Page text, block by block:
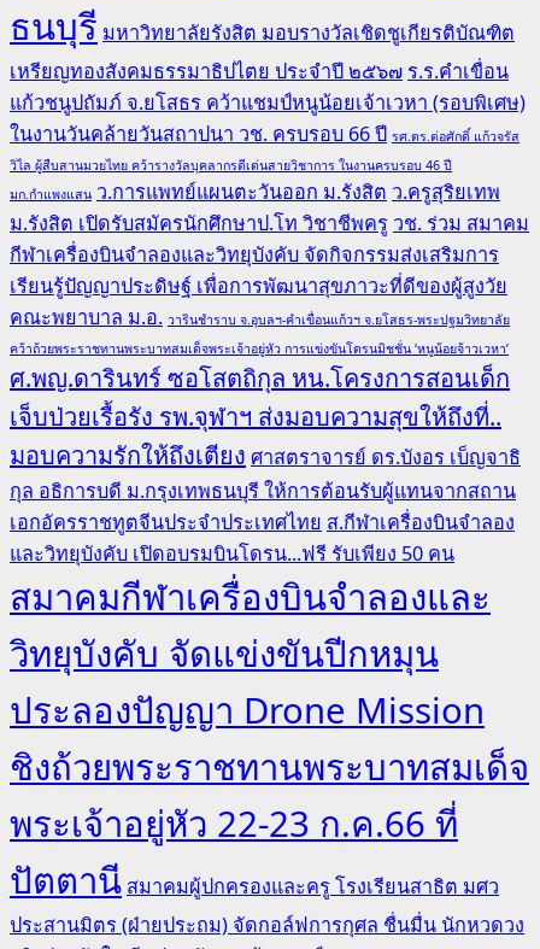
ธนบุรี มหาวิทยาลัยรังสิต มอบรางวัลเชิดชูเกียรติบัณฑิต
เหรียญทองสังคมธรรมาธิปไตย ประจำปี ๒๕๖๗ ร.ร.คำเขื่อน
แก้วชนูปถัมภ์ จ.ยโสธร คว้าแชมป์หนูน้อยเจ้าเวหา (รอบพิเศษ)
ในงานวันคล้ายวันสถาปนา วช. ครบรอบ 66 ปี รศ.ดร.ต่อศักดิ์ แก้วจรัส
วิไล ผู้สืบสานมวยไทย คว้ารางวัลบุคลากรดีเด่นสายวิชาการ ในงานครบรอบ 46 ปี
มก.กำแพงแสน ว.การแพทย์แผนตะวันออก ม.รังสิต ว.ครูสุริยเทพ
ม.รังสิต เปิดรับสมัครนักศึกษาป.โท วิชาชีพครู วช. ร่วม สมาคม
กีฬาเครื่องบินจำลองและวิทยุบังคับ จัดกิจกรรมส่งเสริมการ
เรียนรู้ปัญญาประดิษฐ์ เพื่อการพัฒนาสุขภาวะที่ดีของผู้สูงวัย
คณะพยาบาล ม.อ. วารินชำราบ จ.อุบลฯ-คำเขื่อนแก้วฯ จ.ยโสธร-พระปฐมวิทยาลัย
คว้าถ้วยพระราชทานพระบาทสมเด็จพระเจ้าอยู่หัว การแข่งขันโดรนมิชชั่น ‘หนูน้อยจ้าวเวหา’
ศ.พญ.ดารินทร์ ซอโสตถิกุล หน.โครงการสอนเด็ก
เจ็บป่วยเรื้อรัง รพ.จุฬาฯ ส่งมอบความสุขให้ถึงที่..
มอบความรักให้ถึงเตียง ศาสตราจารย์ ดร.บังอร เบ็ญจาธิ
กุล อธิการบดี ม.กรุงเทพธนบุรี ให้การต้อนรับผู้แทนจากสถาน
เอกอัครราชทูตจีนประจำประเทศไทย ส.กีฬาเครื่องบินจำลอง
และวิทยุบังคับ เปิดอบรมบินโดรน...ฟรี รับเพียง 50 คน
สมาคมกีฬาเครื่องบินจำลองและ
วิทยุบังคับ จัดแข่งขันปีกหมุน
ประลองปัญญา Drone Mission
ชิงถ้วยพระราชทานพระบาทสมเด็จ
พระเจ้าอยู่หัว 22-23 ก.ค.66 ที่
ปัตตานี สมาคมผู้ปกครองและครู โรงเรียนสาธิต มศว
ประสานมิตร (ฝ่ายประถม) จัดกอล์ฟการกุศล ชื่นมื่น นักหวดวง